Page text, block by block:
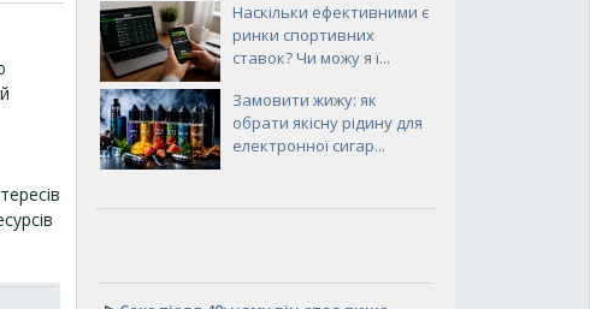
Наскільки ефективними є
ринки спортивних
ставок? Чи можу я ї...
Замовити жижу: як
обрати якісну рідину для
електронної сигар...